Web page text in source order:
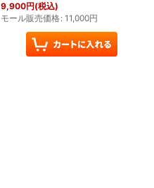
9,900円(税込)
モール販売価格: 11,000円